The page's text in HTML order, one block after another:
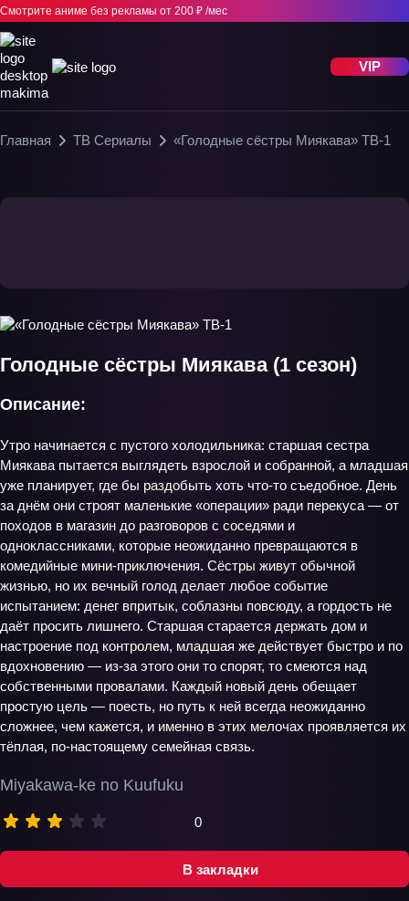
Смотрите аниме без рекламы от 200 ₽ /мес
VIP
Главная ТВ Сериалы «Голодные сёстры Миякава» ТВ-1
В закладки
Голодные сёстры Миякава (1 сезон)
Miyakawa-ke no Kuufuku
0
Описание:
Утро начинается с пустого холодильника: старшая сестра
Миякава пытается выглядеть взрослой и собранной, а младшая
уже планирует, где бы раздобыть хоть что-то съедобное. День
за днём они строят маленькие «операции» ради перекуса — от
походов в магазин до разговоров с соседями и
одноклассниками, которые неожиданно превращаются в
комедийные мини-приключения. Сёстры живут обычной
жизнью, но их вечный голод делает любое событие
испытанием: денег впритык, соблазны повсюду, а гордость не
даёт просить лишнего. Старшая старается держать дом и
настроение под контролем, младшая же действует быстро и по
вдохновению — из-за этого они то спорят, то смеются над
собственными провалами. Каждый новый день обещает
простую цель — поесть, но путь к ней всегда неожиданно
сложнее, чем кажется, и именно в этих мелочах проявляется их
тёплая, по-настоящему семейная связь.